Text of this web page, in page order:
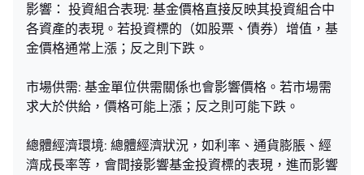
影響： 投資組合表現: 基金價格直接反映其投資組合中
各資產的表現。若投資標的（如股票、債券）增值，基
金價格通常上漲；反之則下跌。
市場供需: 基金單位供需關係也會影響價格。若市場需
求大於供給，價格可能上漲；反之則可能下跌。
總體經濟環境: 總體經濟狀況，如利率、通貨膨脹、經
濟成長率等，會間接影響基金投資標的表現，進而影響